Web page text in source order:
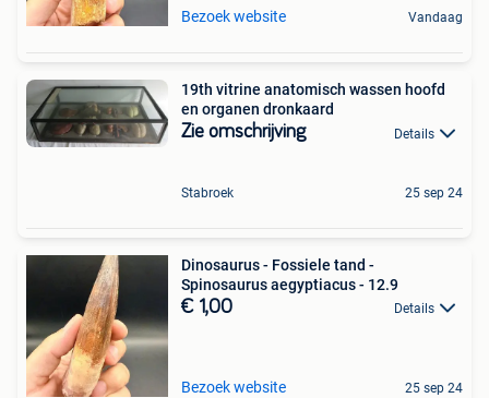
Bezoek website Vandaag
19th vitrine anatomisch wassen hoofd
en organen dronkaard
Zie omschrijving Details
Stabroek 25 sep 24
Dinosaurus - Fossiele tand -
Spinosaurus aegyptiacus - 12.9
€ 1,00 Details
Bezoek website 25 sep 24